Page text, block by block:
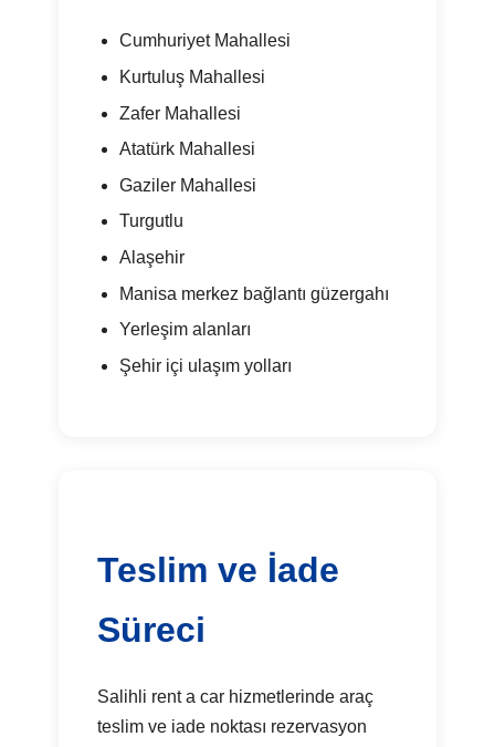
Cumhuriyet Mahallesi
Kurtuluş Mahallesi
Zafer Mahallesi
Atatürk Mahallesi
Gaziler Mahallesi
Turgutlu
Alaşehir
Manisa merkez bağlantı güzergahı
Yerleşim alanları
Şehir içi ulaşım yolları
Teslim ve İade
Süreci
Salihli rent a car hizmetlerinde araç
teslim ve iade noktası rezervasyon